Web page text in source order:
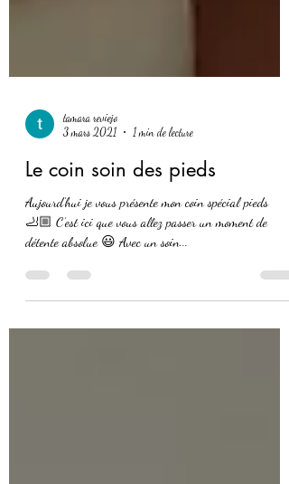
tamara reviejo
3 mars 2021
1 min de lecture
Le coin soin des pieds
Aujourd’hui je vous présente mon coin spécial pieds
🦶🏼 C’est ici que vous allez passer un moment de